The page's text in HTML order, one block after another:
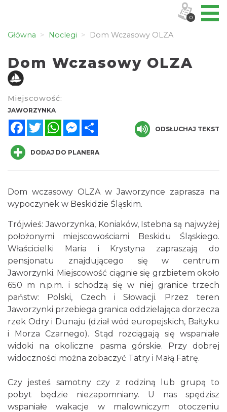
Główna Noclegi Dom Wczasowy OLZA
Dom Wczasowy OLZA
Miejscowość:
JAWORZYNKA
FacebookTwitterWhatsAppMessenger
ODSŁUCHAJ TEKST
DODAJ DO PLANERA
Dom wczasowy OLZA w Jaworzynce zaprasza na
wypoczynek w Beskidzie Śląskim.
Trójwieś: Jaworzynka, Koniaków, Istebna są najwyżej
położonymi miejscowościami Beskidu Śląskiego.
Właścicielki Maria i Krystyna zapraszają do
pensjonatu znajdującego się w centrum
Jaworzynki. Miejscowość ciągnie się grzbietem około
650 m n.p.m. i schodzą się w niej granice trzech
państw: Polski, Czech i Słowacji. Przez teren
Jaworzynki przebiega granica oddzielająca dorzecza
rzek Odry i Dunaju (dział wód europejskich, Bałtyku
i Morza Czarnego). Stąd rozciągają się wspaniałe
widoki na okoliczne pasma górskie. Przy dobrej
widoczności można zobaczyć Tatry i Małą Fatrę.
Czy jesteś samotny czy z rodziną lub grupą to
pobyt będzie niezapomniany. U nas spędzisz
wspaniałe wakacje w malowniczym otoczeniu
0